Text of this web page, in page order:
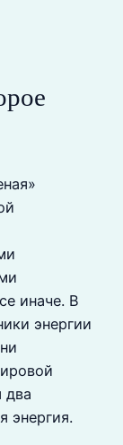
иначе. В
энергии
два
энергия.